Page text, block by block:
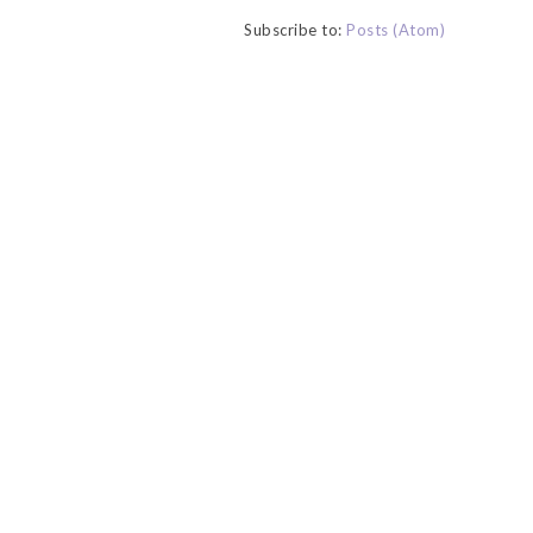
Subscribe to: Posts (Atom)